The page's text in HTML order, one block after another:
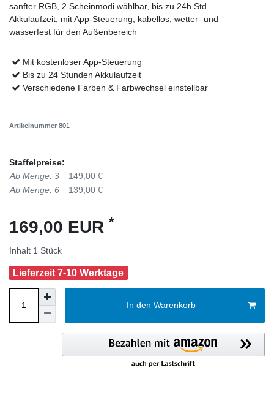
sanfter RGB, 2 Scheinmodi wählbar, bis zu 24h Std
Akkulaufzeit, mit App-Steuerung, kabellos, wetter- und
wasserfest für den Außenbereich
Mit kostenloser App-Steuerung
Bis zu 24 Stunden Akkulaufzeit
Verschiedene Farben & Farbwechsel einstellbar
Artikelnummer 801
Staffelpreise:
Ab Menge: 3
149,00 €
Ab Menge: 6
139,00 €
169,00 EUR *
Inhalt 1 Stück
Lieferzeit 7-10 Werktage
In den Warenkorb